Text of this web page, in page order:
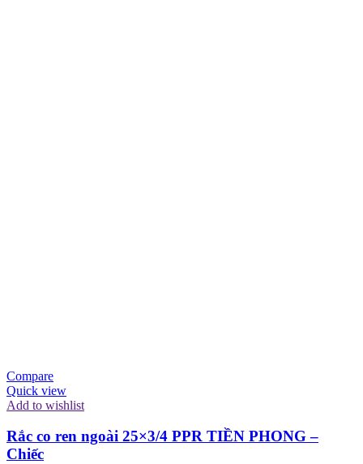
Compare
Quick view
Add to wishlist
Rắc co ren ngoài 25×3/4 PPR TIỀN PHONG –
Chiếc